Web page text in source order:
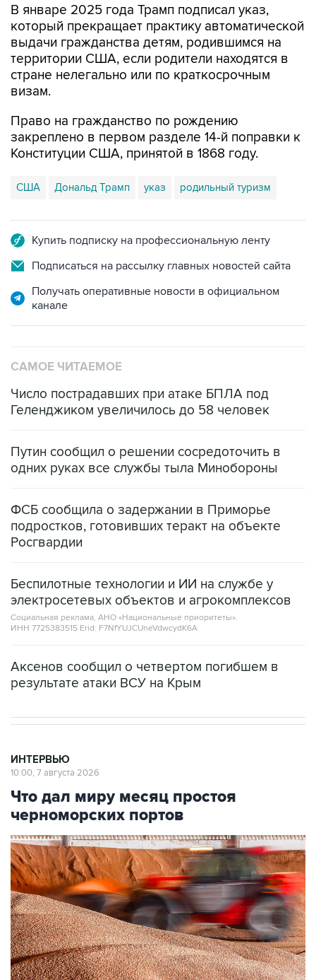
В январе 2025 года Трамп подписал указ,
который прекращает практику автоматической
выдачи гражданства детям, родившимся на
территории США, если родители находятся в
стране нелегально или по краткосрочным
визам.
Право на гражданство по рождению
закреплено в первом разделе 14-й поправки к
Конституции США, принятой в 1868 году.
США Дональд Трамп указ родильный туризм
Купить подписку на профессиональную ленту
Подписаться на рассылку главных новостей сайта
Получать оперативные новости в официальном
канале
САМОЕ ЧИТАЕМОЕ
Число пострадавших при атаке БПЛА под
Геленджиком увеличилось до 58 человек
Путин сообщил о решении сосредоточить в
одних руках все службы тыла Минобороны
ФСБ сообщила о задержании в Приморье
подростков, готовивших теракт на объекте
Росгвардии
Беспилотные технологии и ИИ на службе у
электросетевых объектов и агрокомплексов
Социальная реклама, АНО «Национальные приоритеты».
ИНН 7725383515 Erid: F7NfYUJCUneVdwcydK6A
Аксенов сообщил о четвертом погибшем в
результате атаки ВСУ на Крым
ИНТЕРВЬЮ
10:00, 7 августа 2026
Что дал миру месяц простоя
черноморских портов